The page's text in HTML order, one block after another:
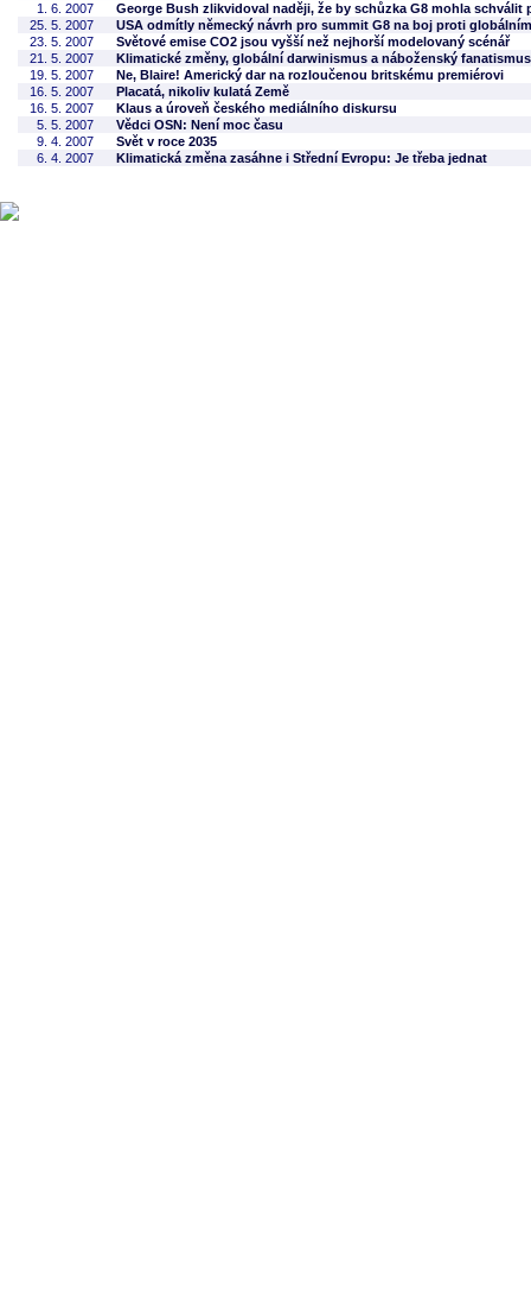
1. 6. 2007
George Bush zlikvidoval naději, že by schůzka G8 mohla
25. 5. 2007
USA odmítly německý návrh pro summit G8 na boj proti
23. 5. 2007
Světové emise CO2 jsou vyšší než nejhorší modelovaný scénář
21. 5. 2007
Klimatické změny, globální darwinismus a náboženský fanatismus
19. 5. 2007
Ne, Blaire! Americký dar na rozloučenou britskému premiérovi
16. 5. 2007
Placatá, nikoliv kulatá Země
16. 5. 2007
Klaus a úroveň českého mediálního diskursu
5. 5. 2007
Vědci OSN: Není moc času
9. 4. 2007
Svět v roce 2035
6. 4. 2007
Klimatická změna zasáhne i Střední Evropu: Je třeba jednat